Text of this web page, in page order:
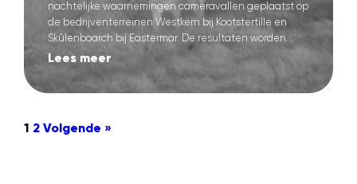
nachtelijke waarnemingen cameravallen geplaatst op
de bedrijventerreinen Westkern bij Kootstertille en
Skûlenboarch bij Eastermar. De resultaten worden...
Lees meer
1 2 Volgende »